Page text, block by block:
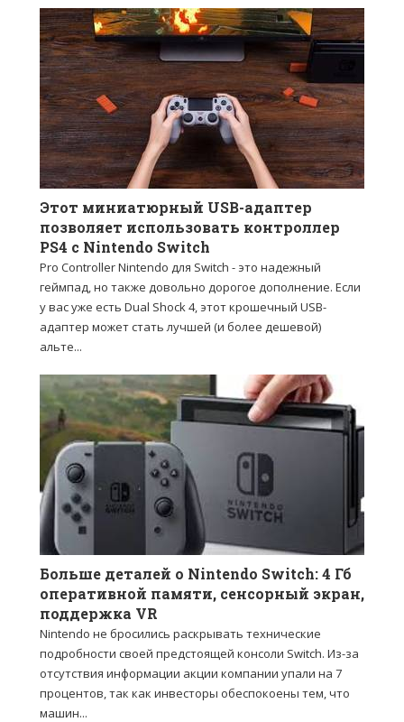
Этот миниатюрный USB-адаптер
позволяет использовать контроллер
PS4 с Nintendo Switch
Pro Controller Nintendo для Switch - это надежный
геймпад, но также довольно дорогое дополнение. Если
у вас уже есть Dual Shock 4, этот крошечный USB-
адаптер может стать лучшей (и более дешевой)
альте...
Больше деталей о Nintendo Switch: 4 Гб
оперативной памяти, сенсорный экран,
поддержка VR
Nintendo не бросились раскрывать технические
подробности своей предстоящей консоли Switch. Из-за
отсутствия информации акции компании упали на 7
процентов, так как инвесторы обеспокоены тем, что
машин...